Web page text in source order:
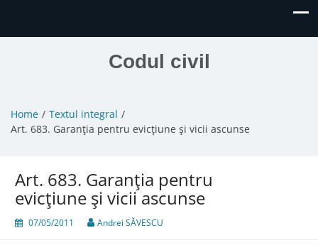
Codul civil
Home
Textul integral
Art. 683. Garanţia pentru evicţiune şi vicii ascunse
Art. 683. Garanţia pentru
evicţiune şi vicii ascunse
07/05/2011 Andrei SĂVESCU